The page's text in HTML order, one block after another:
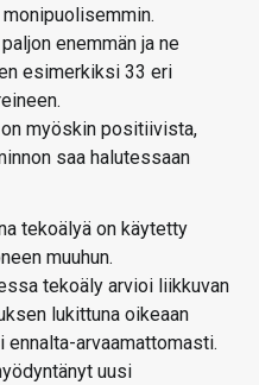
enemmän ja ne
esimerkiksi 33 eri
myöskin positiivista,
saa halutessaan
tekoälyä on käytetty
muuhun.
tekoäly arvioi liikkuvan
lukittuna oikeaan
ennalta-arvaamattomasti.
uusi